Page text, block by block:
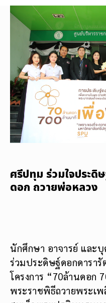
ศรีปทุม ร่วมใจประดิ
ดอก ถวายพ่อหลวง
นักศึกษา อาจารย์ และ
ร่วมประดิษฐ์ดอกดารา
โครงการ “70ล้านดอก
พระราชพิธีถวายพระเ